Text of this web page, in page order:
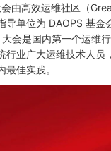
由高效运维社区（
导单位为 DAOPS 基金
大会是国内第一个运维
行业广大运维技术人员
佳实践。